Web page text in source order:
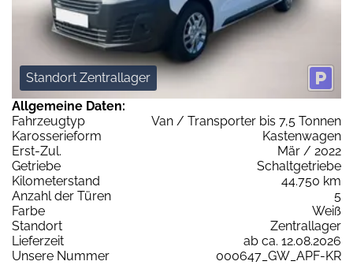
Standort Zentrallager
Allgemeine Daten:
Fahrzeugtyp
Van / Transporter bis 7,5 Tonnen
Karosserieform
Kastenwagen
Erst-Zul.
Mär / 2022
Getriebe
Schaltgetriebe
Kilometerstand
44.750 km
Anzahl der Türen
5
Farbe
Weiß
Standort
Zentrallager
Lieferzeit
ab ca. 12.08.2026
Unsere Nummer
000647_GW_APF-KR